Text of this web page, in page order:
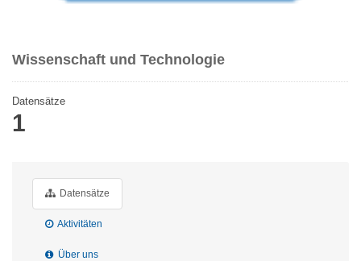
Wissenschaft und Technologie
Datensätze
1
Datensätze
Aktivitäten
Über uns